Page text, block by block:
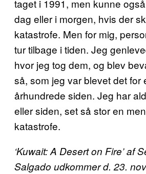
taget i 1991, men kunne
dag eller i morgen, hvis der
katastrofe. Men for mig,
tur tilbage i tiden. Jeg
hvor jeg tog dem, og blev
så, som jeg var blevet det for
århundrede siden. Jeg har
eller siden, set så stor en
katastrofe.
‘Kuwait: A Desert on Fire’ af
Salgado udkommer d. 23.